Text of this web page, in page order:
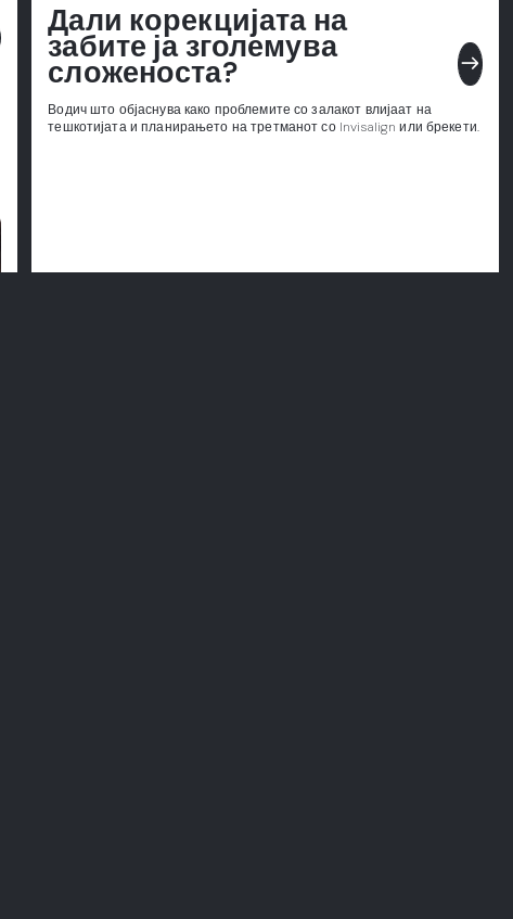
Дали корекцијата на
забите ја зголемува
сложеноста? east
Водич што објаснува како проблемите со залакот влијаат на
тешкотијата и планирањето на третманот со Invisalign или брекети.